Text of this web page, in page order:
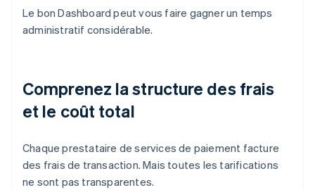
Le bon Dashboard peut vous faire gagner un temps
administratif considérable.
Comprenez la structure des frais
et le coût total
Chaque prestataire de services de paiement facture
des frais de transaction. Mais toutes les tarifications
ne sont pas transparentes.